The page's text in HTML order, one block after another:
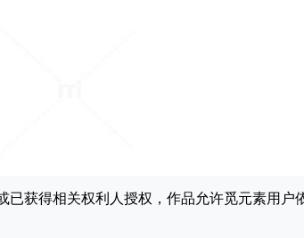
获得相关权利人授权，作品允许觅元素用